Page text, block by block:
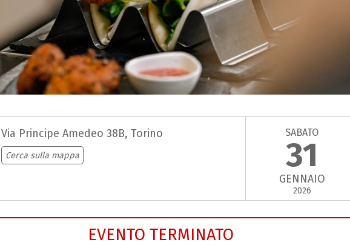
Via Principe Amedeo 38B, Torino
Cerca sulla mappa
SABATO
31
GENNAIO
2026
EVENTO TERMINATO